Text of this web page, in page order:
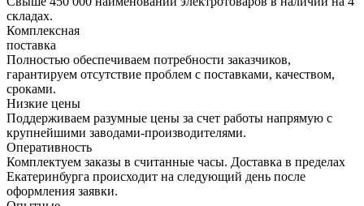
складах.
Комплексная
поставка
Полностью обеспечиваем потребности заказчиков,
гарантируем отсутствие проблем с поставками, качеством,
сроками.
Низкие цены
Поддерживаем разумные цены за счет работы напрямую с
крупнейшими заводами-производителями.
Оперативность
Комплектуем заказы в считанные часы. Доставка в пределах
Екатеринбурга происходит на следующий день после
оформления заявки.